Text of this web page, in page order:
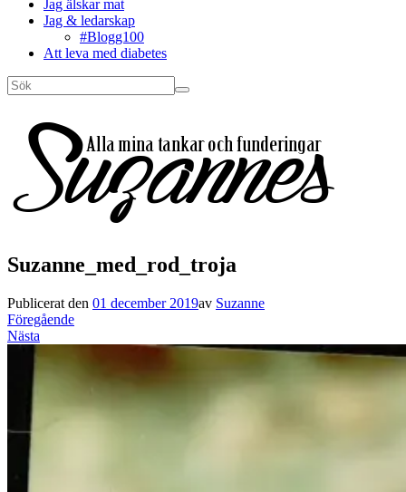
Jag älskar mat
Jag & ledarskap
#Blogg100
Att leva med diabetes
Suzanne_med_rod_troja
Publicerat den 01 december 2019av Suzanne
Föregående
Nästa